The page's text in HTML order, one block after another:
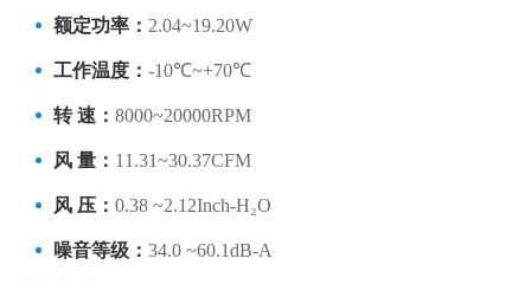
额定功率： 2.04~19.20W
工作温度：-10℃~+70℃
转 速：8000~20000RPM
风 量： 11.31~30.37CFM
风 压：0.38 ~2.12Inch-H₂O
噪音等级：34.0 ~60.1dB-A